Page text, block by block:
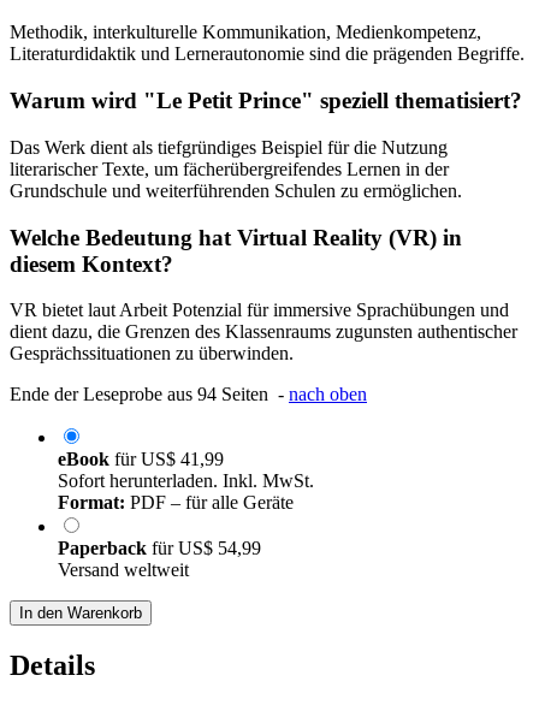
Methodik, interkulturelle Kommunikation, Medienkompetenz,
Literaturdidaktik und Lernerautonomie sind die prägenden Begriffe.
Warum wird "Le Petit Prince" speziell thematisiert?
Das Werk dient als tiefgründiges Beispiel für die Nutzung
literarischer Texte, um fächerübergreifendes Lernen in der
Grundschule und weiterführenden Schulen zu ermöglichen.
Welche Bedeutung hat Virtual Reality (VR) in
diesem Kontext?
VR bietet laut Arbeit Potenzial für immersive Sprachübungen und
dient dazu, die Grenzen des Klassenraums zugunsten authentischer
Gesprächssituationen zu überwinden.
Ende der Leseprobe aus 94 Seiten - nach oben
eBook fürUS$ 41,99
Sofort herunterladen. Inkl. MwSt.
Format: PDF – für alle Geräte
Paperback fürUS$ 54,99
Versand weltweit
In den Warenkorb
Details